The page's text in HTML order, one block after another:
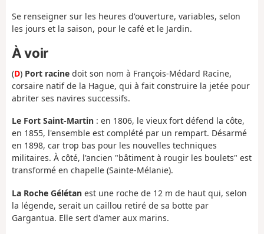
Se renseigner sur les heures d'ouverture, variables, selon
les jours et la saison, pour le café et le Jardin.
À voir
(D) Port racine doit son nom à François-Médard Racine,
corsaire natif de la Hague, qui à fait construire la jetée pour
abriter ses navires successifs.
Le Fort Saint-Martin : en 1806, le vieux fort défend la côte,
en 1855, l'ensemble est complété par un rempart. Désarmé
en 1898, car trop bas pour les nouvelles techniques
militaires. À côté, l'ancien "bâtiment à rougir les boulets" est
transformé en chapelle (Sainte-Mélanie).
La Roche Gélétan est une roche de 12 m de haut qui, selon
la légende, serait un caillou retiré de sa botte par
Gargantua. Elle sert d'amer aux marins.